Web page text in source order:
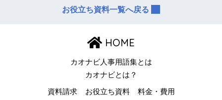
お役立ち資料一覧へ戻る
HOME
カオナビ人事用語集とは
カオナビとは？
資料請求 お役立ち資料 料金・費用